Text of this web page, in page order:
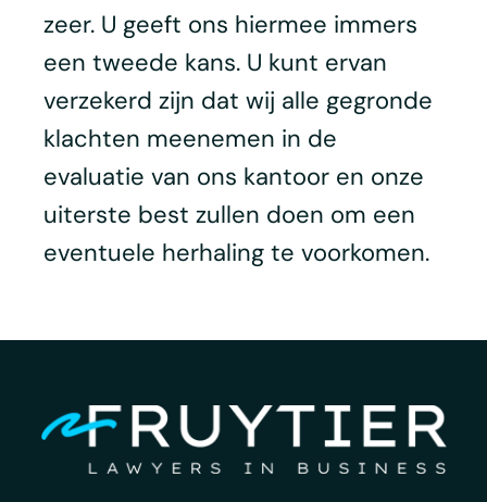
zeer. U geeft ons hiermee immers
een tweede kans. U kunt ervan
verzekerd zijn dat wij alle gegronde
klachten meenemen in de
evaluatie van ons kantoor en onze
uiterste best zullen doen om een
eventuele herhaling te voorkomen.